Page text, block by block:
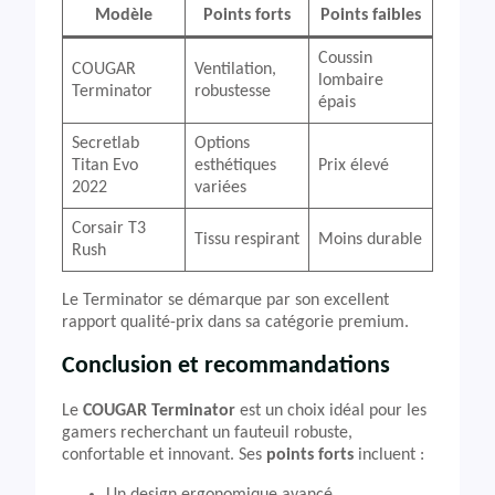
Modèle Points forts Points faibles
COUGAR
Terminator
Ventilation,
robustesse
Coussin
lombaire
épais
Secretlab
Titan Evo
2022
Options
esthétiques
variées
Prix élevé
Corsair T3
Rush
Tissu respirant Moins durable
Le Terminator se démarque par son excellent
rapport qualité-prix dans sa catégorie premium.
Conclusion et recommandations
Le COUGAR Terminator est un choix idéal pour les
gamers recherchant un fauteuil robuste,
confortable et innovant. Ses points forts incluent :